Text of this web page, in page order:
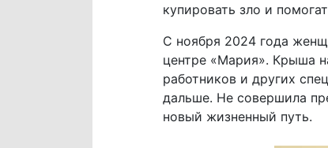
купировать зло и
С ноября 2024 года
центре «Мария». Крыша
работников и других
дальше. Не совершила
новый жизненный путь.